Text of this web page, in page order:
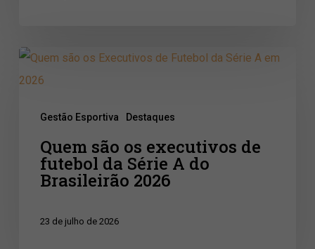
base
Gestão Esportiva Destaques
Quem
são
executivos
futebol
Quem são os executivos de
futebol da Série A do
Brasileirão 2026
23 de julho de 2026